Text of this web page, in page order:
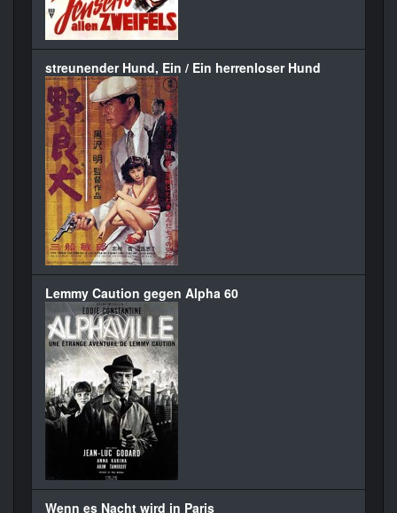
streunender Hund, Ein / Ein herrenloser Hund
Lemmy Caution gegen Alpha 60
Wenn es Nacht wird in Paris